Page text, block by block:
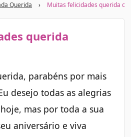
Querida › Muitas felicidades querida
querida
parabéns por mais
desejo todas as alegrias
mas por toda a sua
aniversário e viva